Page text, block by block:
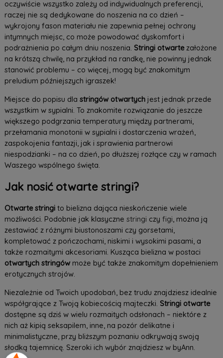
oczywiście wszystko zależy od indywidualnych preferencji,
raczej nie są dedykowane do noszenia na co dzień –
wykrojony fason materiału nie zapewnia pełnej ochrony
intymnych miejsc, co może powodować dyskomfort i
podrażnienia po całym dniu noszenia. Stringi otwartezałożone
na krótszą chwilę, na przykład na randkę, nie powinny jednak
stanowić problemu – co więcej, mogą być znakomitym
preludium późniejszych igraszek!
Miejsce do popisu dla stringów otwartychjest jednak przede
wszystkim w sypialni. To znakomite rozwiązanie do jeszcze
większego podgrzania temperatury między partnerami,
przełamania monotonii w sypialni i dostarczenia wrażeń,
zaspokojenia fantazji, jak i sprawienia partnerowi
niespodzianki – na co dzień, po dłuższej rozłące czy w ramach
Waszego wspólnego święta.
Jak nosić otwarte stringi?
Otwarte stringito bielizna dająca nieskończenie wiele
możliwości. Podobnie jak klasyczne stringi czy figi, można ją
zestawiać z różnymi biustonoszami czy gorsetami,
kompletować z pończochami, niskimi i wysokimi pasami, a
także rozmaitymi akcesoriami. Kusząca bielizna w postaci
otwartych stringówmoże być także znakomitym dopełnieniem
erotycznych strojów.
Niezależnie od Twoich upodobań, bez trudu znajdziesz idealnie
współgrające z Twoją kobiecością majteczki. Stringi otwarte
dostępne są dziś w wielu rozmaitych odsłonach – niektóre z
nich aż kipią seksapilem, inne, na pozór delikatne i
minimalistyczne, przy bliższym poznaniu odkrywają swoją
słodką tajemnicę. Szeroki ich wybór znajdziesz w byAnn.